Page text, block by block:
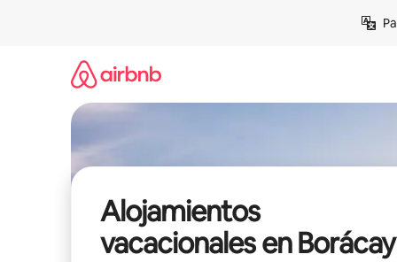
Alojamientos
vacacionales en Borácay